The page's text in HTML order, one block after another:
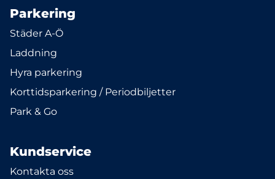
Parkering
Städer A-Ö
Laddning
Hyra parkering
Korttidsparkering / Periodbiljetter
Park & Go
Kundservice
Kontakta oss